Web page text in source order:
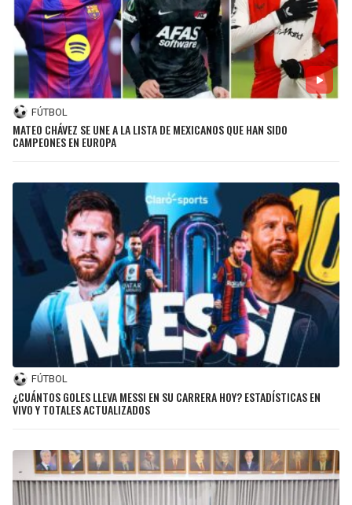
FÚTBOL
MATEO CHÁVEZ SE UNE A LA LISTA DE MEXICANOS QUE HAN SIDO
CAMPEONES EN EUROPA
FÚTBOL
¿CUÁNTOS GOLES LLEVA MESSI EN SU CARRERA HOY? ESTADÍSTICAS EN
VIVO Y TOTALES ACTUALIZADOS